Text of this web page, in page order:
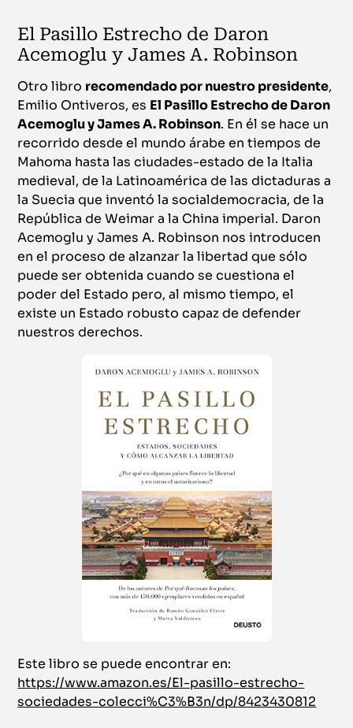
El Pasillo Estrecho de Daron
Acemoglu y James A. Robinson
Otro libro recomendado por nuestro presidente,
Emilio Ontiveros, es El Pasillo Estrecho de Daron
Acemoglu y James A. Robinson. En él se hace un
recorrido desde el mundo árabe en tiempos de
Mahoma hasta las ciudades-estado de la Italia
medieval, de la Latinoamérica de las dictaduras a
la Suecia que inventó la socialdemocracia, de la
República de Weimar a la China imperial. Daron
Acemoglu y James A. Robinson nos introducen
en el proceso de alzanzar la libertad que sólo
puede ser obtenida cuando se cuestiona el
poder del Estado pero, al mismo tiempo, el
existe un Estado robusto capaz de defender
nuestros derechos.
Este libro se puede encontrar en:
https://www.amazon.es/El-pasillo-estrecho-
sociedades-colecci%C3%B3n/dp/8423430812